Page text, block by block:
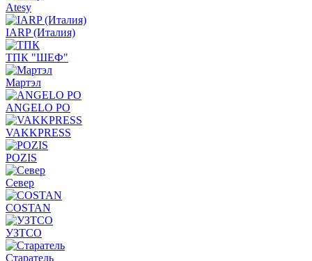
Atesy
IARP (Италия)
ТПК "ШЕФ"
Мартэл
ANGELO PO
VAKKPRESS
POZIS
Север
COSTAN
УЗТСО
Старатель